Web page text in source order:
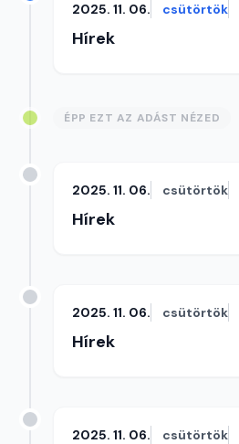
2025. 11. 06. csütörtök
Hírek
ÉPP EZT AZ ADÁST NÉZED
2025. 11. 06. csütörtök
Hírek
2025. 11. 06. csütörtök
Hírek
2025. 11. 06. csütörtök